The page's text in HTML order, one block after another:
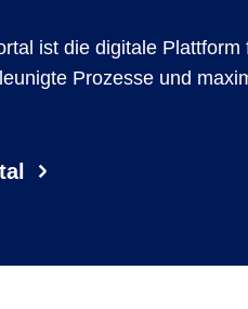
ist die digitale
Prozesse und